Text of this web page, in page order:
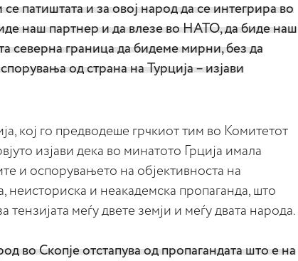
се патиштата и за овој народ да се интегрира во
наш партнер и да влезе во НАТО, да биде наш
северна граница да бидеме мирни, без да
од страна на Турција – изјави
кој го предводеше грчкиот тим во Комитетот
изјави дека во минатото Грција имала
и оспорувањето на објективноста на
неисториска и неакадемска пропаганда, што
тензијата меѓу двете земји и меѓу двата народа.
во Скопје отстапува од пропагандата што е на